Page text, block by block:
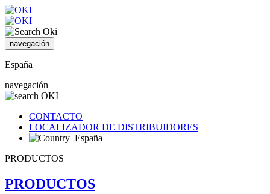
navegación
España
navegación
CONTACTO
LOCALIZADOR DE DISTRIBUIDORES
España
PRODUCTOS
PRODUCTOS